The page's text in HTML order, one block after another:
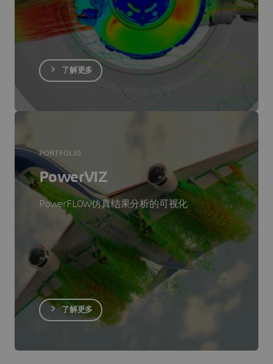
了解更多
PORTFOLIO
PowerVIZ
PowerFLOW仿真结果分析的可视化
了解更多